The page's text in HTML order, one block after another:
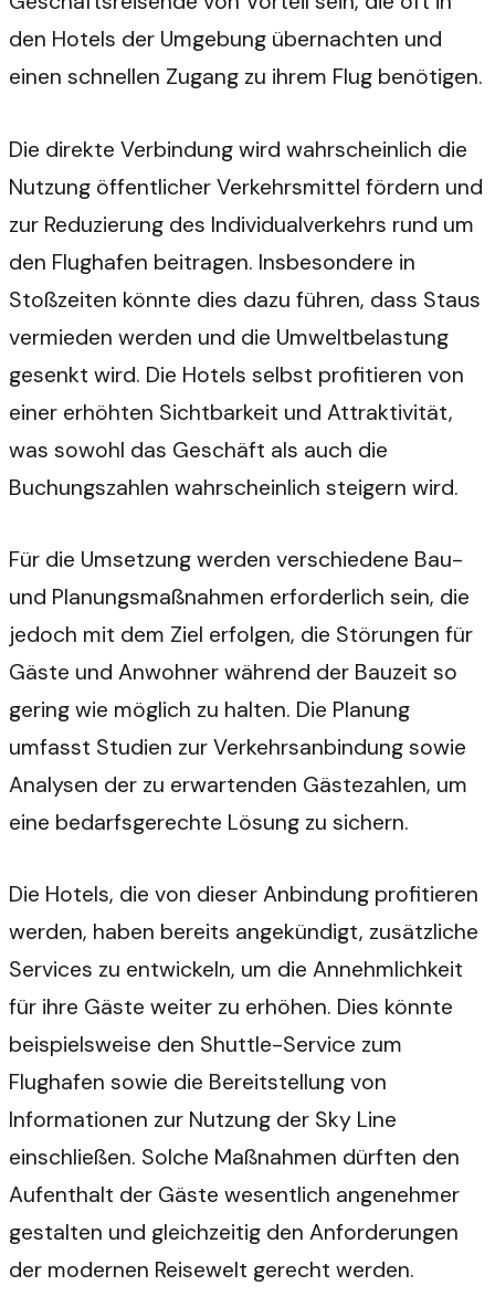
den Hotels der Umgebung übernachten und
einen schnellen Zugang zu ihrem Flug benötigen.
Die direkte Verbindung wird wahrscheinlich die
Nutzung öffentlicher Verkehrsmittel fördern und
zur Reduzierung des Individualverkehrs rund um
den Flughafen beitragen. Insbesondere in
Stoßzeiten könnte dies dazu führen, dass Staus
vermieden werden und die Umweltbelastung
gesenkt wird. Die Hotels selbst profitieren von
einer erhöhten Sichtbarkeit und Attraktivität,
was sowohl das Geschäft als auch die
Buchungszahlen wahrscheinlich steigern wird.
Für die Umsetzung werden verschiedene Bau-
und Planungsmaßnahmen erforderlich sein, die
jedoch mit dem Ziel erfolgen, die Störungen für
Gäste und Anwohner während der Bauzeit so
gering wie möglich zu halten. Die Planung
umfasst Studien zur Verkehrsanbindung sowie
Analysen der zu erwartenden Gästezahlen, um
eine bedarfsgerechte Lösung zu sichern.
Die Hotels, die von dieser Anbindung profitieren
werden, haben bereits angekündigt, zusätzliche
Services zu entwickeln, um die Annehmlichkeit
für ihre Gäste weiter zu erhöhen. Dies könnte
beispielsweise den Shuttle-Service zum
Flughafen sowie die Bereitstellung von
Informationen zur Nutzung der Sky Line
einschließen. Solche Maßnahmen dürften den
Aufenthalt der Gäste wesentlich angenehmer
gestalten und gleichzeitig den Anforderungen
der modernen Reisewelt gerecht werden.